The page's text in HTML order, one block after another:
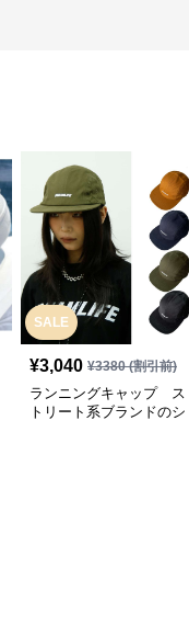
SALE
¥3,040 ¥3380(割引前)
ランニングキャップ ス
トリート系ブランドのシ